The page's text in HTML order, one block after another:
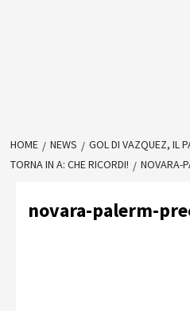
HOME NEWS
GOL DI VAZQUEZ, IL
TORNA IN A: CHE RICORDI!
NOVARA-
novara-palerm-